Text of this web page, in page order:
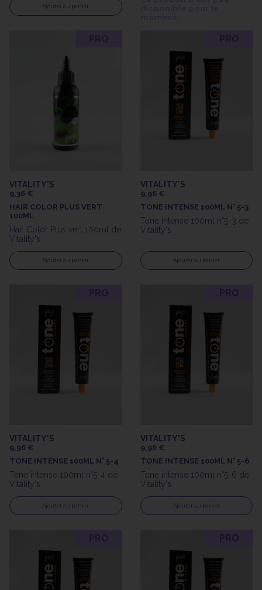
Ajouter au panier
VITALITY'S
9,36 €
HAIR COLOR PLUS VERT
100ML
Hair Color Plus vert 100ml de
Vitality's
Ajouter au panier
VITALITY'S
9,96 €
TONE INTENSE 100ML N° 5-3
Tone intense 100ml n°5-3 de
Vitality's
Ajouter au panier
VITALITY'S
9,96 €
TONE INTENSE 100ML N° 5-4
Tone intense 100ml n°5-4 de
Vitality's
Ajouter au panier
VITALITY'S
9,96 €
TONE INTENSE 100ML N° 5-6
Tone intense 100ml n°5-6 de
Vitality's
Ajouter au panier